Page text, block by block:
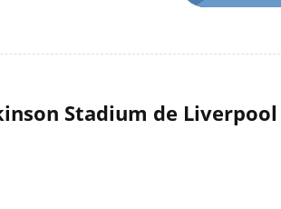
Stadium de Liverpool